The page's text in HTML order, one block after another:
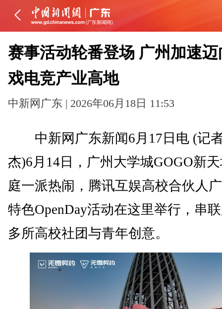
赛事活动轮番登场 广州加速迈
戏电竞产业高地
中新网广东 | 2026年06月18日 11:53
中新网广东新闻6月17日电 (记
杰)6月14日，广州大学城GOGO新
庭一派热闹，腾讯互娱高校合伙人
特色OpenDay活动在这里举行，串
多所高校社团与青年创意。